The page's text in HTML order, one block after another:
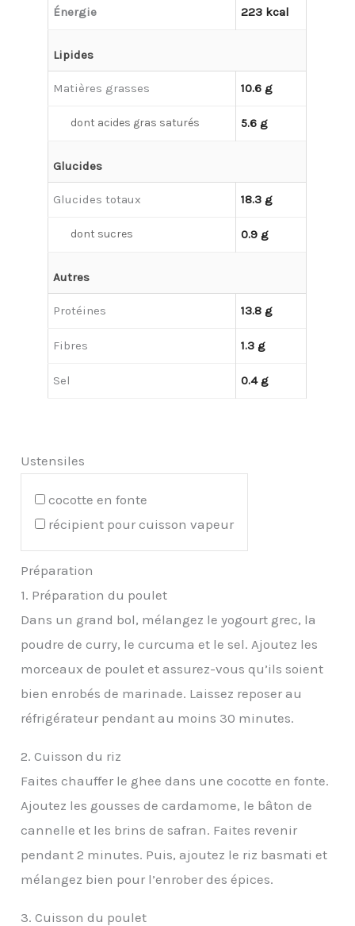
Énergie 223 kcal
Lipides
Matières grasses 10.6 g
dont acides gras saturés 5.6 g
Glucides
Glucides totaux 18.3 g
dont sucres 0.9 g
Autres
Protéines 13.8 g
Fibres 1.3 g
Sel 0.4 g
Ustensiles
cocotte en fonte
récipient pour cuisson vapeur
Préparation
1. Préparation du poulet
Dans un grand bol, mélangez le yogourt grec, la
poudre de curry, le curcuma et le sel. Ajoutez les
morceaux de poulet et assurez-vous qu’ils soient
bien enrobés de marinade. Laissez reposer au
réfrigérateur pendant au moins 30 minutes.
2. Cuisson du riz
Faites chauffer le ghee dans une cocotte en fonte.
Ajoutez les gousses de cardamome, le bâton de
cannelle et les brins de safran. Faites revenir
pendant 2 minutes. Puis, ajoutez le riz basmati et
mélangez bien pour l’enrober des épices.
3. Cuisson du poulet